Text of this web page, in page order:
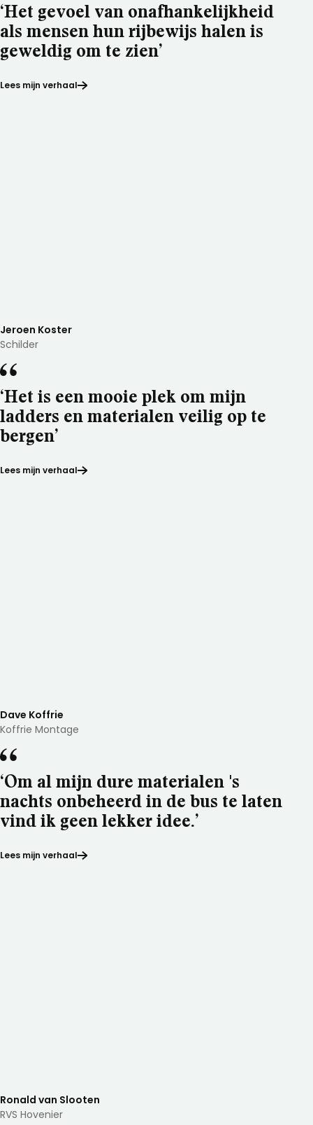
‘Het gevoel van onafhankelijkheid
als mensen hun rijbewijs halen is
geweldig om te zien’
Lees mijn verhaal
Jeroen Koster
Schilder
‘Het is een mooie plek om mijn
ladders en materialen veilig op te
bergen’
Lees mijn verhaal
Dave Koffrie
Koffrie Montage
‘Om al mijn dure materialen 's
nachts onbeheerd in de bus te laten
vind ik geen lekker idee.’
Lees mijn verhaal
Ronald van Slooten
RVS Hovenier